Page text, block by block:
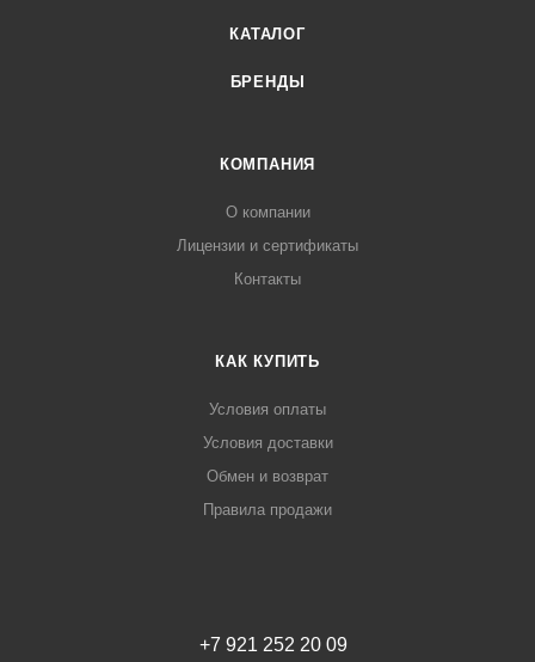
КАТАЛОГ
БРЕНДЫ
КОМПАНИЯ
О компании
Лицензии и сертификаты
Контакты
КАК КУПИТЬ
Условия оплаты
Условия доставки
Обмен и возврат
Правила продажи
+7 921 252 20 09